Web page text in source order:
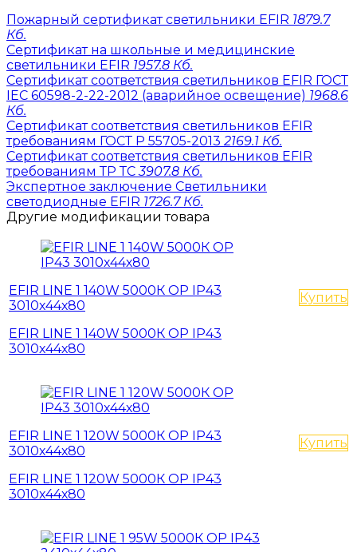
Пожарный сертификат светильники EFIR 1879.7
Кб.
Сертификат на школьные и медицинские
светильники EFIR 1957.8 Кб.
Сертификат соответствия светильников EFIR ГОСТ
IEC 60598-2-22-2012 (аварийное освещение) 1968.6
Кб.
Сертификат соответствия светильников EFIR
требованиям ГОСТ Р 55705-2013 2169.1 Кб.
Сертификат соответствия светильников EFIR
требованиям ТР ТС 3907.8 Кб.
Экспертное заключение Светильники
светодиодные EFIR 1726.7 Кб.
Другие модификации товара
EFIR LINE 1 140W 5000К OP IP43
3010х44х80
EFIR LINE 1 140W 5000К OP IP43
3010х44х80
Купить
EFIR LINE 1 120W 5000К OP IP43
3010х44х80
EFIR LINE 1 120W 5000К OP IP43
3010х44х80
Купить